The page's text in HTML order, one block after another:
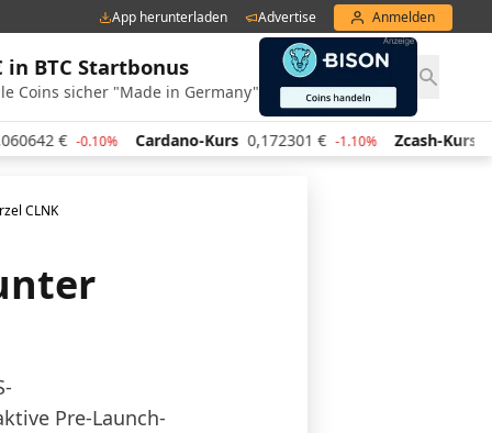
App herunterladen Advertise Anmelden
in BTC Startbonus
Coins sicher "Made in Germany"
Cardano-Kurs 0,172301 € -1.10% Zcash-Kurs 443,17 €
CLNK
Pre-Launch-